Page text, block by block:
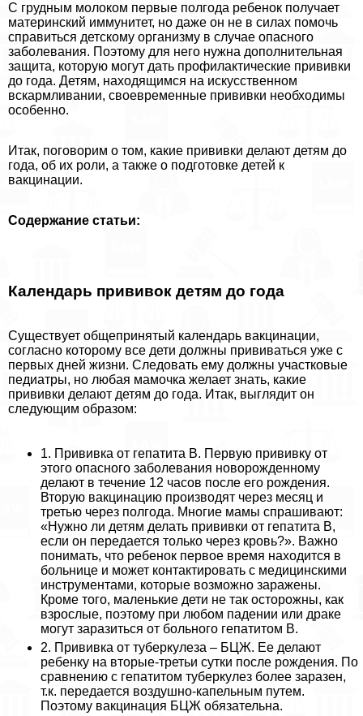
С грудным молоком первые полгода ребенок получает
материнский иммунитет, но даже он не в силах помочь
справиться детскому организму в случае опасного
заболевания. Поэтому для него нужна дополнительная
защита, которую могут дать профилактические прививки
до года. Детям, находящимся на искусственном
вскармливании, своевременные прививки необходимы
особенно.
Итак, поговорим о том, какие прививки делают детям до
года, об их роли, а также о подготовке детей к
вакцинации.
Содержание статьи:
Календарь прививок детям до года
Существует общепринятый календарь вакцинации,
согласно которому все дети должны прививаться уже с
первых дней жизни. Следовать ему должны участковые
педиатры, но любая мамочка желает знать, какие
прививки делают детям до года. Итак, выглядит он
следующим образом:
1. Прививка от гепатита В. Первую прививку от
этого опасного заболевания новорожденному
делают в течение 12 часов после его рождения.
Вторую вакцинацию производят через месяц и
третью через полгода. Многие мамы спрашивают:
«Нужно ли детям делать прививки от гепатита В,
если он передается только через кровь?». Важно
понимать, что ребенок первое время находится в
больнице и может контактировать с медицинскими
инструментами, которые возможно заражены.
Кроме того, маленькие дети не так осторожны, как
взрослые, поэтому при любом падении или дpaке
могут заразиться от больного гепатитом В.
2. Прививка от туберкулеза – БЦЖ. Ее делают
ребенку на вторые-третьи сутки после рождения. По
сравнению с гепатитом туберкулез более заразен,
т.к. передается воздушно-капельным путем.
Поэтому вакцинация БЦЖ обязательна.